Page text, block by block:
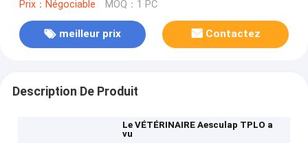
Prix：Négociable MOQ：1 PC
meilleur prix Contactez
Description De Produit
Le VÉTÉRINAIRE Aesculap TPLO a
vu